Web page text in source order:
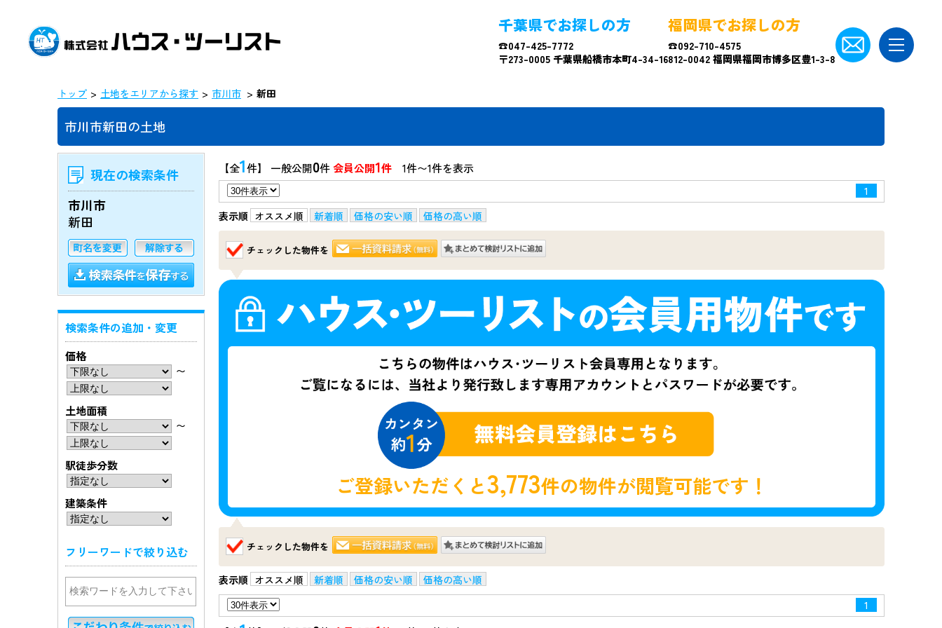
千葉県でお探しの方
☎047-425-7772
〒273-0005 千葉県船橋市本町4-34-16
福岡県でお探しの方
☎092-710-4575
812-0042 福岡県福岡市博多区豊1-3-8
トップ 土地をエリアから探す 市川市 新田
市川市新田の土地
【全1件】 一般公開0件会員公開1件 1件〜1件を表示
1
表示順 オススメ順 新着順 価格の安い順 価格の高い順
チェックした物件を
ご登録いただくと3,773件の物件が閲覧可能です！
チェックした物件を
表示順 オススメ順 新着順 価格の安い順
価格の高い順
1
現在の検索条件
市川市
新田
検索条件の追加・変更
価格
〜
土地面積
〜
駅徒歩分数
建築条件
フリーワードで絞り込む